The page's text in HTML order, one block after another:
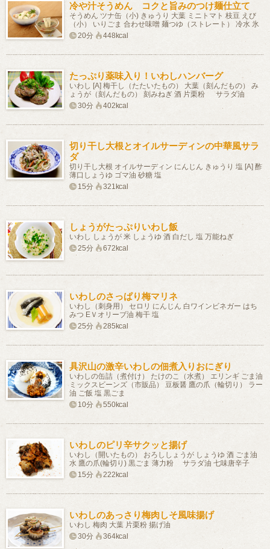
冷や汁そうめん コクと旨みのつけ麺仕立て
そうめん ツナ缶（小) きゅうり 大葉 ミニトマト 枝豆 えび
（小） いりごま 合わせ味噌 麺つゆ（ストレート） 冷水 氷
20分
448kcal
たっぷり薬味入り！いわしハンバーグ
いわし [A] 梅干し（たたいたもの） 大葉（刻んだもの） み
ょうが（刻んだもの） 刻みねぎ 酒 片栗粉 サラダ油
30分
402kcal
切り干し大根とオイルサーディンの中華風サラ
ダ
切り干し大根 オイルサーディン にんじん きゅうり 塩 [A] 酢
薄口しょうゆ ゴマ油 砂糖 塩
15分
321kcal
しょうがたっぷりいわし飯
いわし しょうが 米 しょうゆ 酒 白だし 塩 万能ねぎ
25分
672kcal
いわしのさっぱり梅マリネ
いわし（刺身用） セロリ にんじん 白ワインビネガー はち
みつ EＶオリーブ油 梅干 塩
25分
285kcal
具沢山の激辛いわしの佃煮入りおにぎり
いわしの缶詰（煮付け） たけのこ（水煮） エリンギ ごま油
ミックスビーンズ（市販品） 豆板醤 鷹の爪（輪切り） ラー
油 ご飯 塩 黒ごま
10分
550kcal
いわしのピリ辛サクッと揚げ
いわし（開いたもの） おろししょうが しょうゆ 酒 ごま油
水 鷹の爪(輪切り) 黒ごま 薄力粉 サラダ油 七味唐辛子
15分
222kcal
いわしのあっさり梅肉しそ風味揚げ
いわし 梅肉 大葉 片栗粉 揚げ油
30分
364kcal